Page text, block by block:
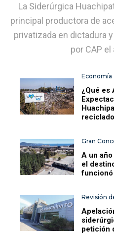
La Siderúrgica
principal productora de
privatizada en dictadura
por CAP el
Economía
¿Qué es
Gran
A un
el
funcionó
Revisión
petición